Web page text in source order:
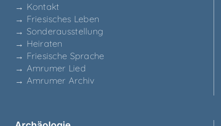
→ Kon­takt
→ Frie­si­sches Leben
→ Son­der­aus­stel­lung
→ Hei­ra­ten
→ Frie­si­sche Sprache
→ Amru­mer Lied
→ Amru­mer Archiv